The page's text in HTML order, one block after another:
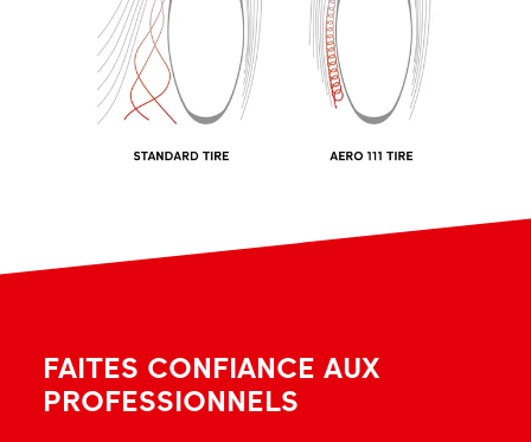
FAITES CONFIANCE AUX
PROFESSIONNELS